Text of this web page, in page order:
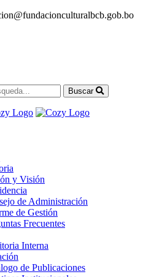
Buscar
y Visión
de Administración
de Gestión
Frecuentes
Interna
de Publicaciones